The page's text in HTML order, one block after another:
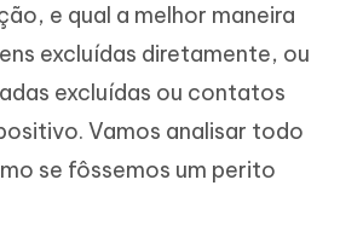
e qual a melhor maneira
excluídas diretamente, ou
excluídas ou contatos
Vamos analisar todo
se fôssemos um perito